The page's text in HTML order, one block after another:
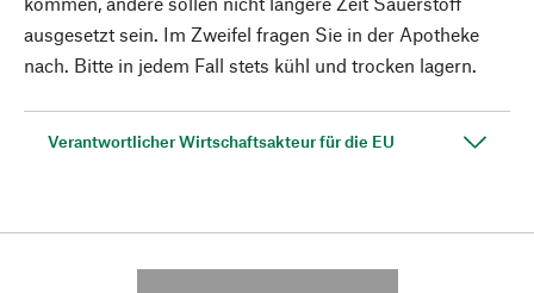
ausgesetzt sein. Im Zweifel fragen Sie in der Apotheke
nach. Bitte in jedem Fall stets kühl und trocken lagern.
Verantwortlicher Wirtschaftsakteur für die EU